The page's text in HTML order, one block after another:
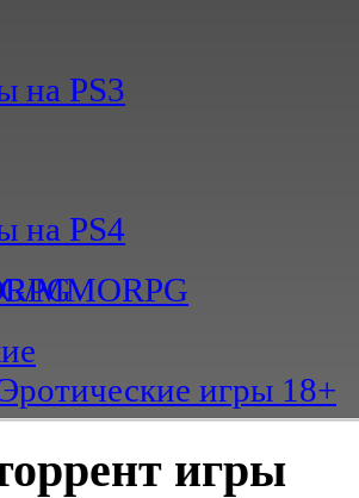
на PS3
на PS4
MMORPG
игры 18+
игры